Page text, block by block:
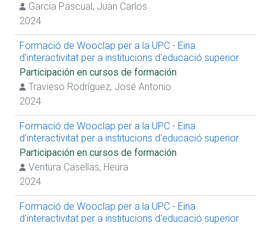
Garcia Pascual, Juan Carlos
2024
Formació de Wooclap per a la UPC - Eina
d'interactivitat per a institucions d'educació superior
Participación en cursos de formación
Travieso Rodríguez, José Antonio
2024
Formació de Wooclap per a la UPC - Eina
d'interactivitat per a institucions d'educació superior
Participación en cursos de formación
Ventura Casellas, Heura
2024
Formació de Wooclap per a la UPC - Eina
d'interactivitat per a institucions d'educació superior